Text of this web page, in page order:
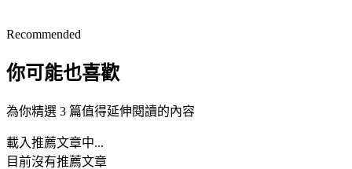
Recommended
你可能也喜歡
為你精選 3 篇值得延伸閱讀的內容
載入推薦文章中...
目前沒有推薦文章